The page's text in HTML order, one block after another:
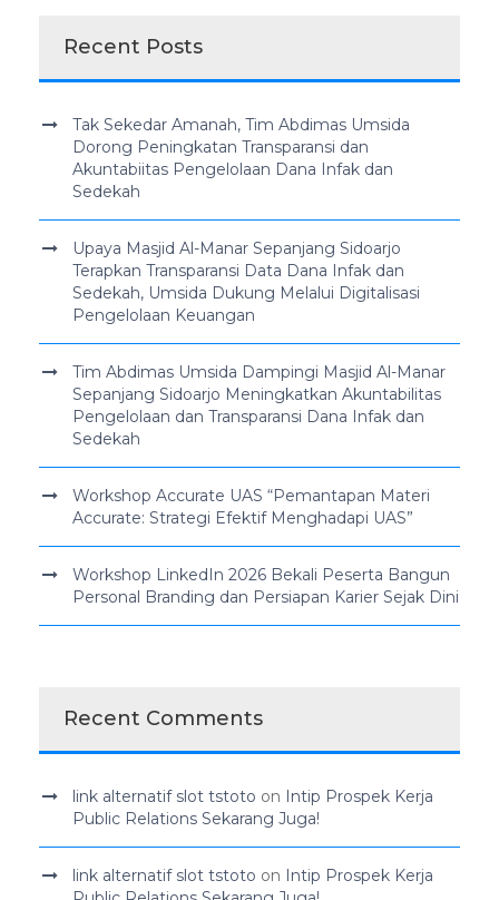
Recent Posts
Tak Sekedar Amanah, Tim Abdimas Umsida
Dorong Peningkatan Transparansi dan
Akuntabiitas Pengelolaan Dana Infak dan
Sedekah
Upaya Masjid Al-Manar Sepanjang Sidoarjo
Terapkan Transparansi Data Dana Infak dan
Sedekah, Umsida Dukung Melalui Digitalisasi
Pengelolaan Keuangan
Tim Abdimas Umsida Dampingi Masjid Al-Manar
Sepanjang Sidoarjo Meningkatkan Akuntabilitas
Pengelolaan dan Transparansi Dana Infak dan
Sedekah
Workshop Accurate UAS “Pemantapan Materi
Accurate: Strategi Efektif Menghadapi UAS”
Workshop LinkedIn 2026 Bekali Peserta Bangun
Personal Branding dan Persiapan Karier Sejak Dini
Recent Comments
link alternatif slot tstoto on Intip Prospek Kerja
Public Relations Sekarang Juga!
link alternatif slot tstoto on Intip Prospek Kerja